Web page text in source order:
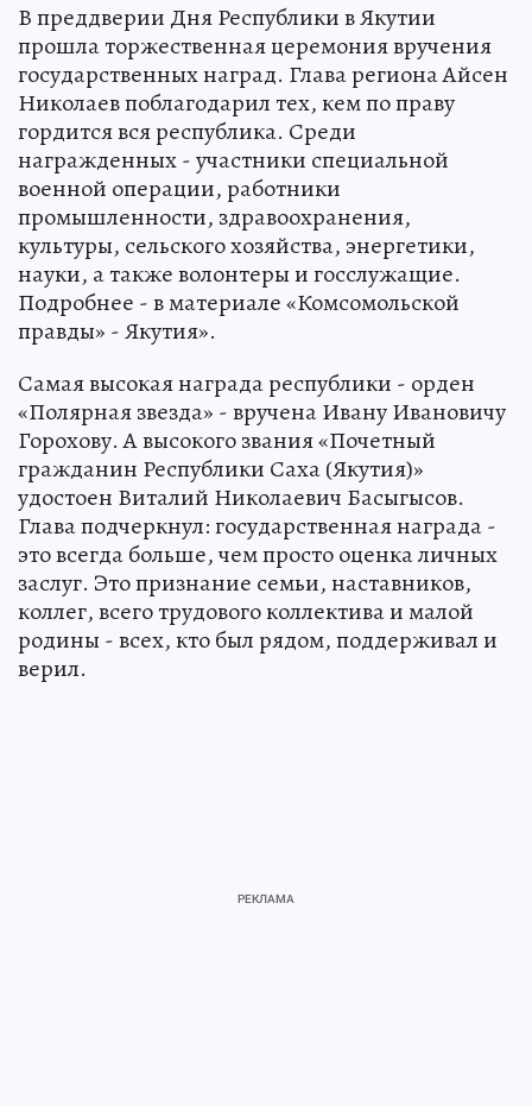
В преддверии Дня Республики в Якутии
прошла торжественная церемония вручения
государственных наград. Глава региона Айсен
Николаев поблагодарил тех, кем по праву
гордится вся республика. Среди
награжденных - участники специальной
военной операции, работники
промышленности, здравоохранения,
культуры, сельского хозяйства, энергетики,
науки, а также волонтеры и госслужащие.
Подробнее - в материале «Комсомольской
правды» - Якутия».
Самая высокая награда республики - орден
«Полярная звезда» - вручена Ивану Ивановичу
Горохову. А высокого звания «Почетный
гражданин Республики Саха (Якутия)»
удостоен Виталий Николаевич Басыгысов.
Глава подчеркнул: государственная награда -
это всегда больше, чем просто оценка личных
заслуг. Это признание семьи, наставников,
коллег, всего трудового коллектива и малой
родины - всех, кто был рядом, поддерживал и
верил.